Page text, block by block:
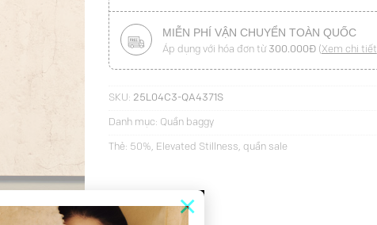
×
MIỄN PHÍ VẬN CHUYỂN TOÀN QUỐC
Áp dụng với hóa đơn từ 300.000Đ(Xem chi tiết
SKU: 25L04C3-QA4371S
Danh mục: Quần baggy
Thẻ: 50%, Elevated Stillness, quần sale